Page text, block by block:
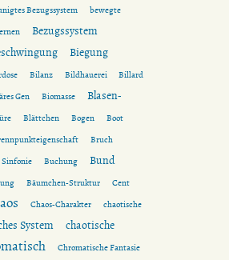
Bezugssystem
bewegte
Bezugssystem
Biegung
Bilanz Bildhauerei
Billard
Gen Biomasse
Blasen-
Blättchen Bogen
Boot
Bruch
Sinfonie Buchung Bund
Bäumchen-Struktur Cent
Chaos-Charakter
chaotische
System
chaotische
Chromatische Fantasie